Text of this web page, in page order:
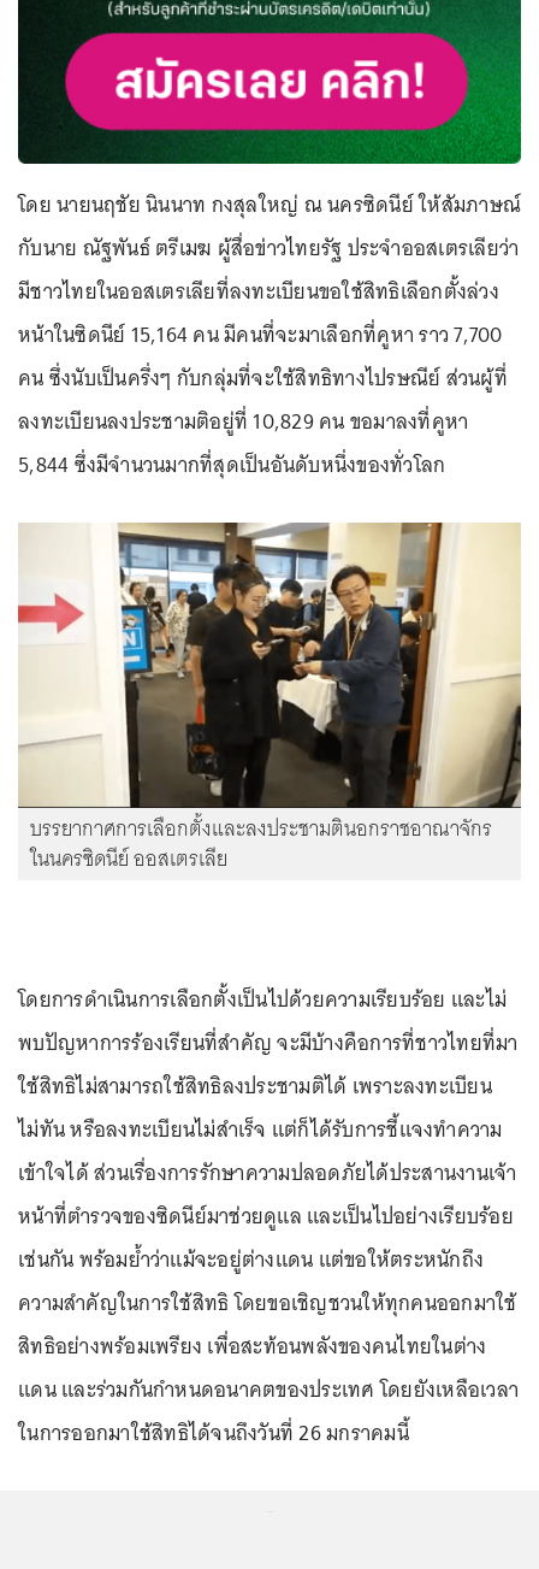
โดย นายนฤชัย นินนาท กงสุลใหญ่ ณ นครซิดนีย์ ให้สัมภาษณ์
กับนาย ณัฐพันธ์ ตรีเมฆ ผู้สื่อข่าวไทยรัฐ ประจำออสเตรเลียว่า
มีชาวไทยในออสเตรเลียที่ลงทะเบียนขอใช้สิทธิเลือกตั้งล่วง
หน้าในซิดนีย์ 15,164 คน มีคนที่จะมาเลือกที่คูหา ราว 7,700
คน ซึ่งนับเป็นครึ่งๆ กับกลุ่มที่จะใช้สิทธิทางไปรษณีย์ ส่วนผู้ที่
ลงทะเบียนลงประชามติอยู่ที่ 10,829 คน ขอมาลงที่คูหา
5,844 ซึ่งมีจำนวนมากที่สุดเป็นอันดับหนึ่งของทั่วโลก
บรรยากาศการเลือกตั้งและลงประชามตินอกราชอาณาจักร
ในนครซิดนีย์ ออสเตรเลีย
โดยการดำเนินการเลือกตั้งเป็นไปด้วยความเรียบร้อย และไม่
พบปัญหาการร้องเรียนที่สำคัญ จะมีบ้างคือการที่ชาวไทยที่มา
ใช้สิทธิไม่สามารถใช้สิทธิลงประชามติได้ เพราะลงทะเบียน
ไม่ทัน หรือลงทะเบียนไม่สำเร็จ แต่ก็ได้รับการชี้แจงทำความ
เข้าใจได้ ส่วนเรื่องการรักษาความปลอดภัยได้ประสานงานเจ้า
หน้าที่ตำรวจของซิดนีย์มาช่วยดูแล และเป็นไปอย่างเรียบร้อย
เช่นกัน พร้อมย้ำว่าแม้จะอยู่ต่างแดน แต่ขอให้ตระหนักถึง
ความสำคัญในการใช้สิทธิ โดยขอเชิญชวนให้ทุกคนออกมาใช้
สิทธิอย่างพร้อมเพรียง เพื่อสะท้อนพลังของคนไทยในต่าง
แดน และร่วมกันกำหนดอนาคตของประเทศ โดยยังเหลือเวลา
ในการออกมาใช้สิทธิได้จนถึงวันที่ 26 มกราคมนี้